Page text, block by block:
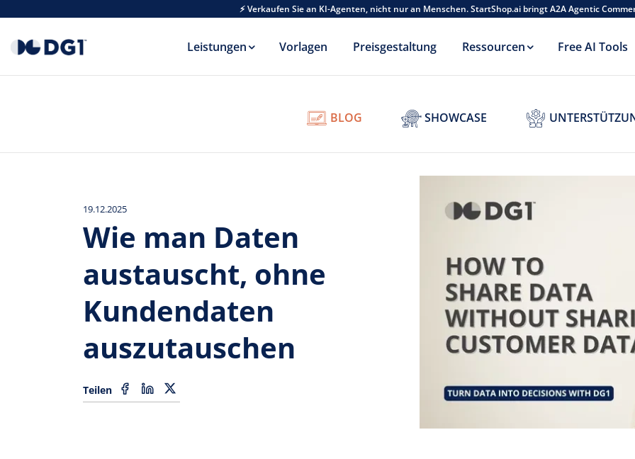
⚡ Verkaufen Sie an KI-Agenten, nicht nur an Menschen. StartShop.ai bringt A2A Agentic
Leistungen Vorlagen Preisgestaltung Ressourcen Free AI Tools
BLOG SHOWCASE
19.12.2025
Wie man Daten
austauscht, ohne
Kundendaten
auszutauschen
Teilen